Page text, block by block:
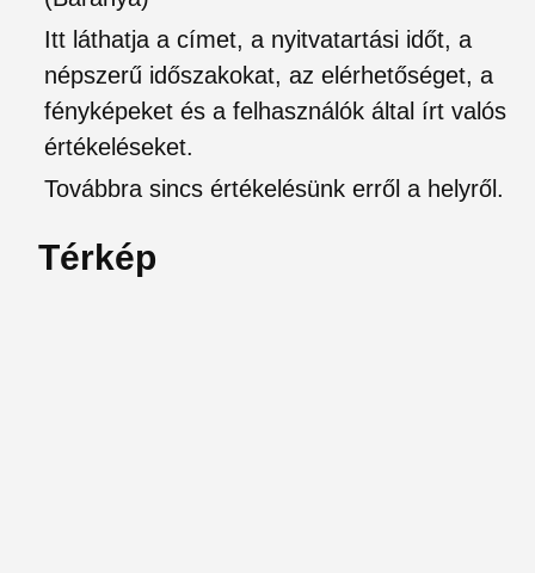
Itt láthatja a címet, a nyitvatartási időt, a
népszerű időszakokat, az elérhetőséget, a
fényképeket és a felhasználók által írt valós
értékeléseket.
Továbbra sincs értékelésünk erről a helyről.
Térkép